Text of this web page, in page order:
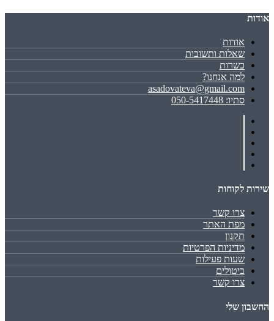
אודות
אודות
שאלות ותשובות
כשרות
למה אנחנו?
asadovateva@gmail.com
סתיו: 050-5417448
שירות לקוחות
צרו קשר
מפת האתר
תקנון
מדיניות הפרטיות
שעות פעילות
ביטולים
צרו קשר
החשבון שלי